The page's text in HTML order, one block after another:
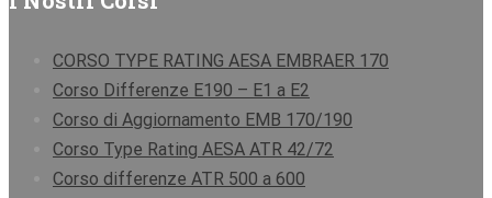
CORSO TYPE RATING AESA EMBRAER 170
Corso Differenze E190 – E1 a E2
Corso di Aggiornamento EMB 170/190
Corso Type Rating AESA ATR 42/72
Corso differenze ATR 500 a 600